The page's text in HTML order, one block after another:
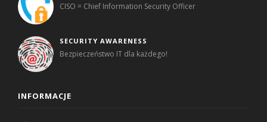
CISO = Chief Information Security Officer
SECURITY AWARENESS
Bezpieczeństwo IT dla każdego!
INFORMACJE